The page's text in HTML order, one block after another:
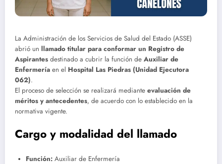
La Administración de los Servicios de Salud del Estado (ASSE)
abrió un llamado titular para conformar un Registro de
Aspirantes destinado a cubrir la función de Auxiliar de
Enfermería en el Hospital Las Piedras (Unidad Ejecutora
062).
El proceso de selección se realizará mediante evaluación de
méritos y antecedentes, de acuerdo con lo establecido en la
normativa vigente.
Cargo y modalidad del llamado
Función: Auxiliar de Enfermería